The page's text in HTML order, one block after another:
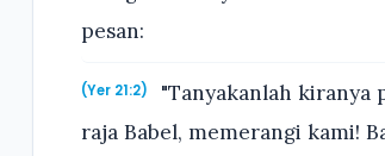
pesan:
(Yer 21:2)
"Tanyakanlah kiranya
raja Babel, memerangi kami!